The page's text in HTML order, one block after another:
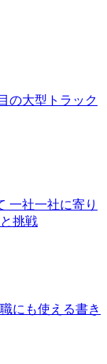
の大型トラック
一社一社に寄り
挑戦
にも使える書き